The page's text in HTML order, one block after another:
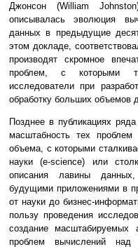
Джонсон (William
описывалась эволюция
данных в предыдущие
этом докладе,
производят скромное
проблем, с которыми
исследователи при
обработку больших объемов
Позднее в публикациях
масштабность тех
объема, с которыми
науки (e-science) или
описания лавины
будущими приложениями в
от науки до бизнес-
пользу проведения
создание масштабируемых
проблем вычислений